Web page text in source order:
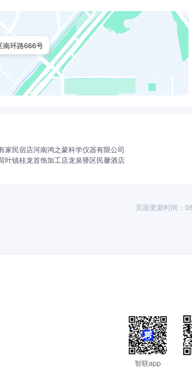
南环路666号
家民宿店河南鸿之蒙科学仪器有限公司
叶镇桂龙首饰加工店龙泉驿区民馨酒店
页面更新时间：
智联app